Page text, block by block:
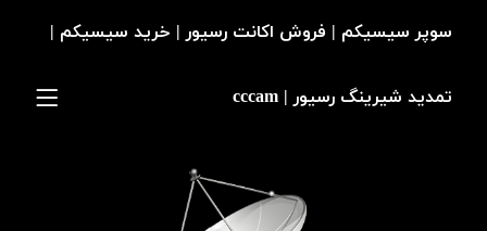
سوپر سیسیکم | فروش اکانت رسیور | خرید سیسیکم |
تمدید شیرینگ رسیور | cccam